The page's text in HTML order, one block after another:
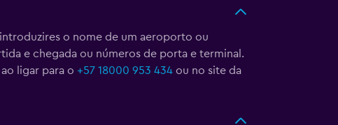
o nome de um aeroporto ou
e chegada ou números de porta e terminal.
ligar para o +57 18000 953 434ou no site da